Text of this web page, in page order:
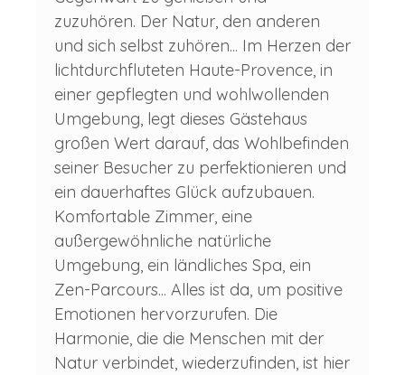
zuzuhören. Der Natur, den anderen
und sich selbst zuhören... Im Herzen der
lichtdurchfluteten Haute-Provence, in
einer gepflegten und wohlwollenden
Umgebung, legt dieses Gästehaus
großen Wert darauf, das Wohlbefinden
seiner Besucher zu perfektionieren und
ein dauerhaftes Glück aufzubauen.
Komfortable Zimmer, eine
außergewöhnliche natürliche
Umgebung, ein ländliches Spa, ein
Zen-Parcours... Alles ist da, um positive
Emotionen hervorzurufen. Die
Harmonie, die die Menschen mit der
Natur verbindet, wiederzufinden, ist hier